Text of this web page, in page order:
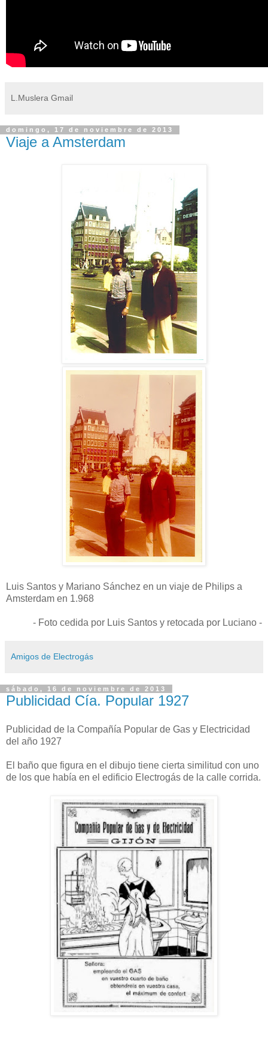
L.Muslera Gmail
domingo, 17 de noviembre de 2013
Viaje a Amsterdam
Luis Santos y Mariano Sánchez en un viaje de Philips a
Amsterdam en 1.968
- Foto cedida por Luis Santos y retocada por Luciano -
Amigos de Electrogás
sábado, 16 de noviembre de 2013
Publicidad Cía. Popular 1927
Publicidad de la Compañía Popular de Gas y Electricidad
del año 1927
El baño que figura en el dibujo tiene cierta similitud con uno
de los que había en el edificio Electrogás de la calle corrida.